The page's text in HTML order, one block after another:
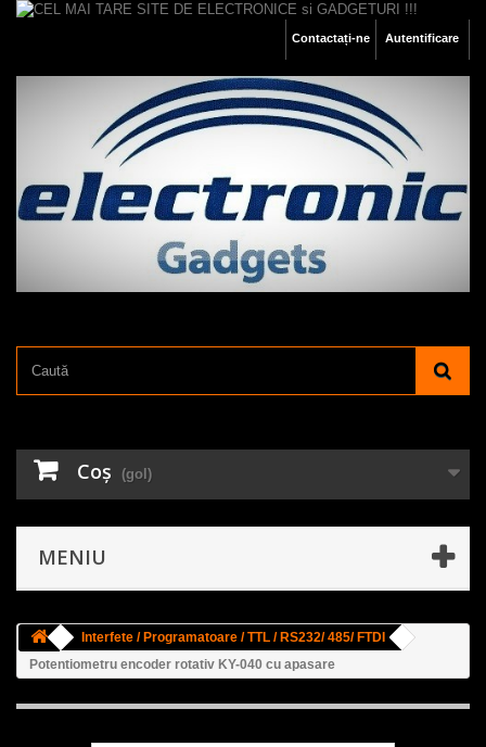
Autentificare
Contactați-ne
Coş (gol)
MENIU
Interfete / Programatoare / TTL / RS232/ 485/ FTDI
Potentiometru encoder rotativ KY-040 cu apasare